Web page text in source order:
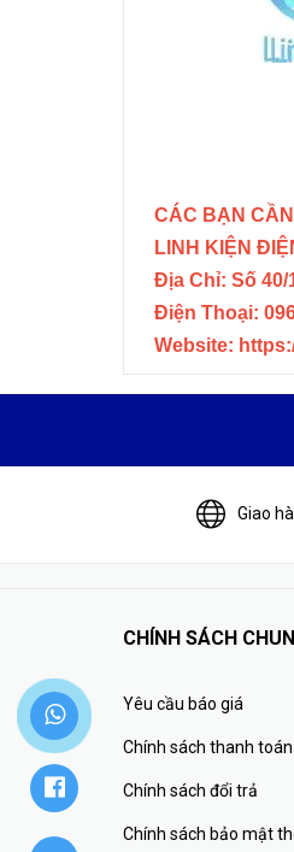
CÁC BẠN
LINH KIỆN
Địa Chỉ: Số 40/
Điện Thoại:
Website:
Giao
CHÍNH SÁCH
Yêu cầu báo giá
Chính sách thanh toán
Chính sách đổi trả
Chính sách bảo mật